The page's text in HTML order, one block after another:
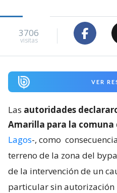
3706
visitas
VER
Las autoridades
Amarilla para la comuna
Lagos-, como
terreno de la zona del
de la intervención de un
particular sin autorización